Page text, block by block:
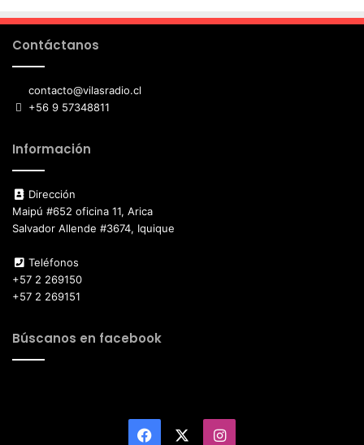
Contáctanos
contacto@vilasradio.cl
+56 9 57348811
Información
Dirección
Maipú #652 oficina 11, Arica
Salvador Allende #3674, Iquique
Teléfonos
+57 2 269150
+57 2 269151
Búscanos en facebook
Facebook Instagram